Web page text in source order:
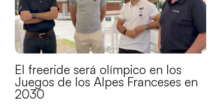
El freeride será olímpico en los
Juegos de los Alpes Franceses en
2030